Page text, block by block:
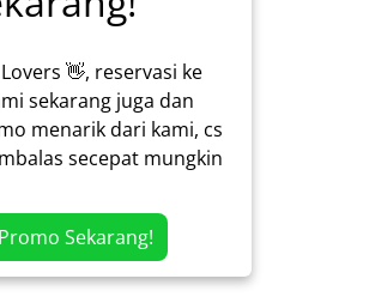
👋, reservasi ke
sekarang juga dan
menarik dari kami, cs
secepat mungkin
Sekarang!